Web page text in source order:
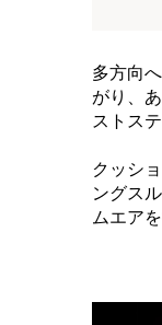
多方向
がり、
ストス
クッシ
ングス
ムエアを